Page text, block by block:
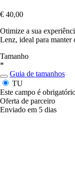
€ 40,00
Otimize a sua
Lenz, ideal para manter
Tamanho
*
Guia de tamanhos
TU
Este campo é
Oferta de parceiro
Enviado em 5 dias